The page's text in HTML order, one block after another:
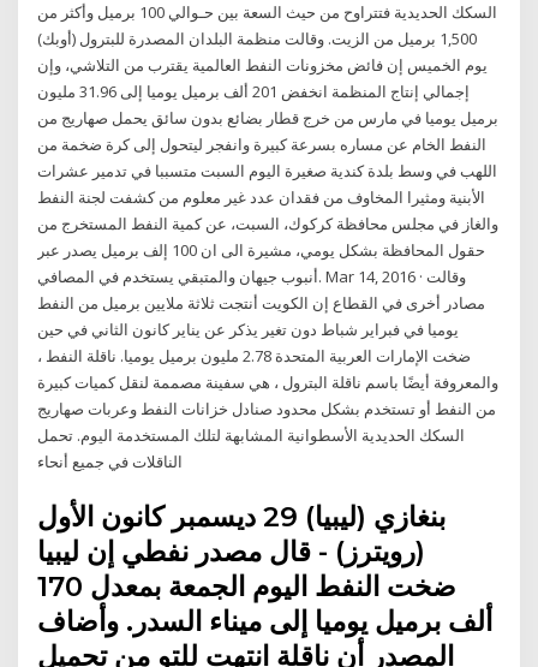
السكك الحديدية فتتراوح من حيث السعة بين حـوالي 100 برميل وأكثر من
1,500 برميل من الزيت. وقالت منظمة البلدان المصدرة للبترول (أوبك)
يوم الخميس إن فائض مخزونات النفط العالمية يقترب من التلاشي، وإن
إجمالي إنتاج المنظمة انخفض 201 ألف برميل يوميا إلى 31.96 مليون
برميل يوميا في مارس من خرج قطار بضائع بدون سائق يحمل صهاريج من
النفط الخام عن مساره بسرعة كبيرة وانفجر ليتحول إلى كرة ضخمة من
اللهب في وسط بلدة كندية صغيرة اليوم السبت متسببا في تدمير عشرات
الأبنية ومثيرا المخاوف من فقدان عدد غير معلوم من كشفت لجنة النفط
والغاز في مجلس محافظة كركوك، السبت، عن كمية النفط المستخرج من
حقول المحافظة بشكل يومي، مشيرة الى ان 100 إلف برميل يصدر عبر
أنبوب جيهان والمتبقي يستخدم في المصافي. Mar 14, 2016 · وقالت
مصادر أخرى في القطاع إن الكويت أنتجت ثلاثة ملايين برميل من النفط
يوميا في فبراير شباط دون تغير يذكر عن يناير كانون الثاني في حين
ضخت الإمارات العربية المتحدة 2.78 مليون برميل يوميا. ناقلة النفط ،
والمعروفة أيضًا باسم ناقلة البترول ، هي سفينة مصممة لنقل كميات كبيرة
من النفط أو تستخدم بشكل محدود صنادل خزانات النفط وعربات صهاريج
السكك الحديدية الأسطوانية المشابهة لتلك المستخدمة اليوم. تحمل
الناقلات في جميع أنحاء
بنغازي (ليبيا) 29 ديسمبر كانون الأول
(رويترز) - قال مصدر نفطي إن ليبيا
ضخت النفط اليوم الجمعة بمعدل 170
ألف برميل يوميا إلى ميناء السدر. وأضاف
المصدر أن ناقلة انتهت للتو من تحميل